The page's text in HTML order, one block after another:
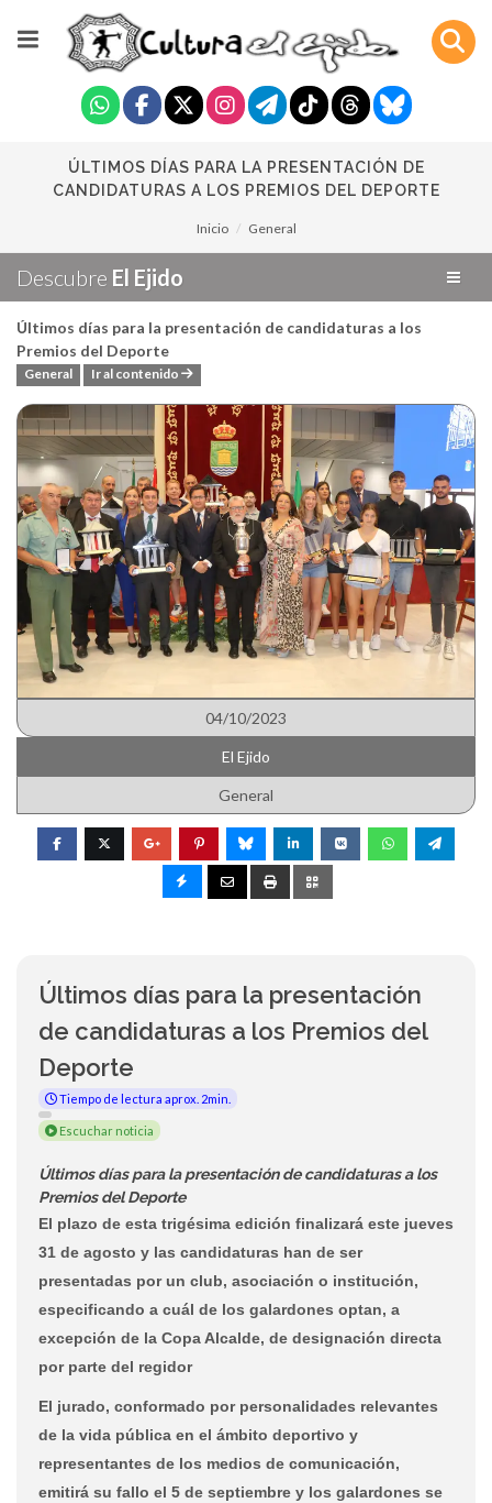
ÚLTIMOS DÍAS PARA LA PRESENTACIÓN DE
CANDIDATURAS A LOS PREMIOS DEL DEPORTE
Inicio General
Descubre El Ejido
Últimos días para la presentación de candidaturas a los
Premios del Deporte
General Ir al contenido
04/10/2023
El Ejido
General
Últimos días para la presentación
de candidaturas a los Premios del
Deporte
Tiempo de lectura aprox. 2min.
Escuchar noticia
Últimos días para la presentación de candidaturas a los
Premios del Deporte
El plazo de esta trigésima edición finalizará este jueves
31 de agosto y las candidaturas han de ser
presentadas por un club, asociación o institución,
especificando a cuál de los galardones optan, a
excepción de la Copa Alcalde, de designación directa
por parte del regidor
El jurado, conformado por personalidades relevantes
de la vida pública en el ámbito deportivo y
representantes de los medios de comunicación,
emitirá su fallo el 5 de septiembre y los galardones se